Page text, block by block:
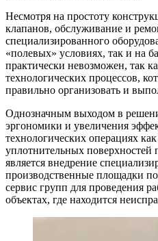
Несмотря на простоту
клапанов, обслуживание и
специализированного
«полевых» условиях, так и на
практически невозможен, так
технологических процессов,
правильно организовать и
Однозначным выходом в
эргономики и увеличения
технологических операциях
уплотнительных поверхностей
является внедрение
производственные площадки
сервис групп для проведения
объектах, где находится